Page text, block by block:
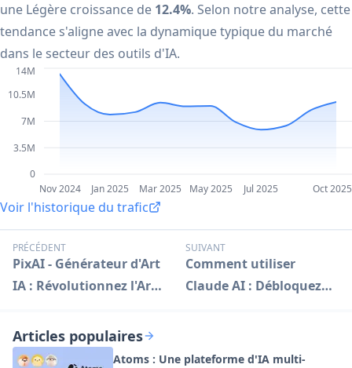
une Légère croissance de 12.4%. Selon notre analyse, cette
tendance s'aligne avec la dynamique typique du marché
dans le secteur des outils d'IA.
Nov 2024 Jan 2025 Mar 2025 May 2025 Jul 2025 Oct 2025
0
3.5M
7M
10.5M
14M
Voir l'historique du trafic
PRÉCÉDENT
PixAI - Générateur d'Art
IA : Révolutionnez l'Art
SUIVANT
Comment utiliser
Claude AI : Débloquez
Articles populaires
Atoms : Une plateforme d'IA multi-